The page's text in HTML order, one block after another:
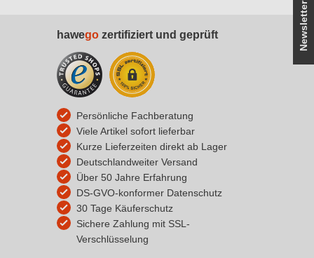
Newsletter
hawego zertifiziert und geprüft
Persönliche Fachberatung
Viele Artikel sofort lieferbar
Kurze Lieferzeiten direkt ab Lager
Deutschlandweiter Versand
Über 50 Jahre Erfahrung
DS-GVO-konformer Datenschutz
30 Tage Käuferschutz
Sichere Zahlung mit SSL-
Verschlüsselung